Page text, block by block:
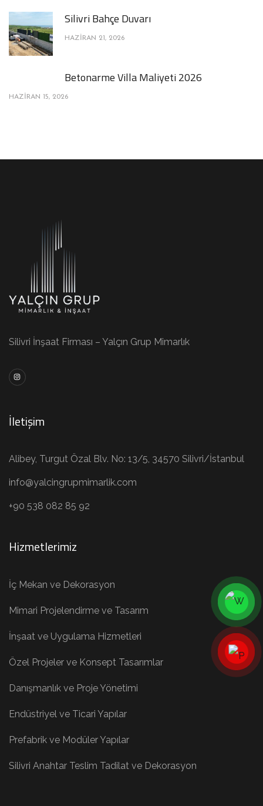
Silivri Bahçe Duvarı
HAZIRAN 21, 2026
Betonarme Villa Maliyeti 2026
HAZIRAN 15, 2026
Silivri İnşaat Firması – Yalçın Grup Mimarlık
İletişim
Alibey, Turgut Özal Blv. No: 13/5, 34570 Silivri/İstanbul
info@yalcingrupmimarlik.com
+90 538 082 85 92
Hizmetlerimiz
İç Mekan ve Dekorasyon
Mimari Projelendirme ve Tasarım
İnşaat ve Uygulama Hizmetleri
Özel Projeler ve Konsept Tasarımlar
Danışmanlık ve Proje Yönetimi
Endüstriyel ve Ticari Yapılar
Prefabrik ve Modüler Yapılar
Silivri Anahtar Teslim Tadilat ve Dekorasyon